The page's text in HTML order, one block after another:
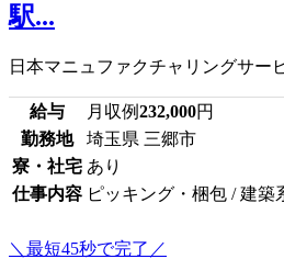
駅...
日本マニュファクチャリングサー
給与 月収例232,000円
勤務地
埼玉県 三郷市
寮・社宅 あり
仕事内容 ピッキング・梱包 / 建築
＼最短45秒で完了／